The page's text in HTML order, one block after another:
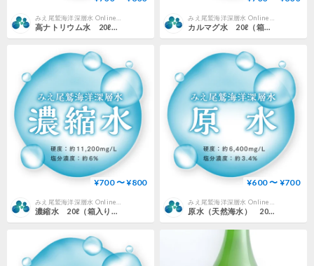
高ナトリウム水 20ℓ（箱入り）【みえ尾鷲海洋深層水】 カルマグ水 20ℓ（箱入り）【みえ尾鷲海洋深層水】
¥700 〜 ¥800
濃縮水 20ℓ（箱入り）【みえ尾鷲海洋深層水】
¥600 〜 ¥700
原水（天然海水） 20ℓ（箱入り）【みえ尾鷲海洋深層水】